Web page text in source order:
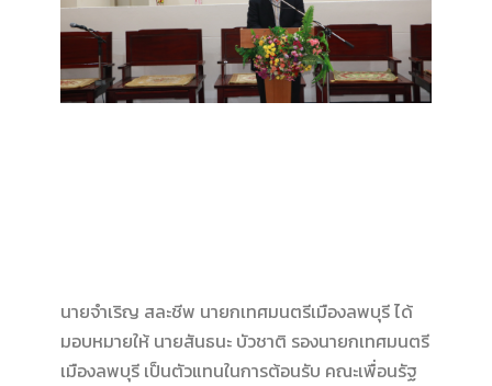
นายจําเริญ สละชีพ นายกเทศมนตรีเมืองลพบุรี ได้
มอบหมายให้ นายสันธนะ บัวชาติ รองนายกเทศมนตรี
เมืองลพบุรี เป็นตัวแทนในการต้อนรับ คณะเพื่อนรัฐ